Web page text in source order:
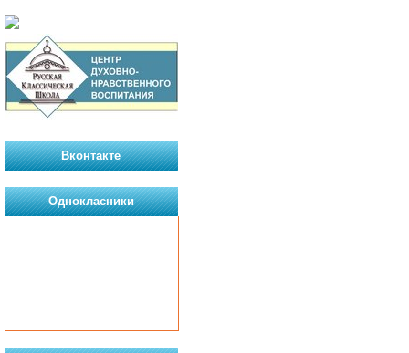
Вконтакте
Однокласники